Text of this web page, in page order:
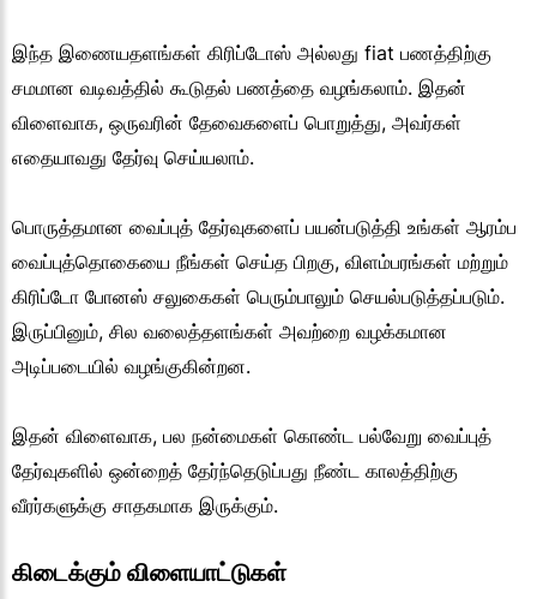
இந்த இணையதளங்கள் கிரிப்டோஸ் அல்லது fiat பணத்திற்கு
சமமான வடிவத்தில் கூடுதல் பணத்தை வழங்கலாம். இதன்
விளைவாக, ஒருவரின் தேவைகளைப் பொறுத்து, அவர்கள்
எதையாவது தேர்வு செய்யலாம்.
பொருத்தமான வைப்புத் தேர்வுகளைப் பயன்படுத்தி உங்கள் ஆரம்ப
வைப்புத்தொகையை நீங்கள் செய்த பிறகு, விளம்பரங்கள் மற்றும்
கிரிப்டோ போனஸ் சலுகைகள் பெரும்பாலும் செயல்படுத்தப்படும்.
இருப்பினும், சில வலைத்தளங்கள் அவற்றை வழக்கமான
அடிப்படையில் வழங்குகின்றன.
இதன் விளைவாக, பல நன்மைகள் கொண்ட பல்வேறு வைப்புத்
தேர்வுகளில் ஒன்றைத் தேர்ந்தெடுப்பது நீண்ட காலத்திற்கு
வீரர்களுக்கு சாதகமாக இருக்கும்.
கிடைக்கும் விளையாட்டுகள்